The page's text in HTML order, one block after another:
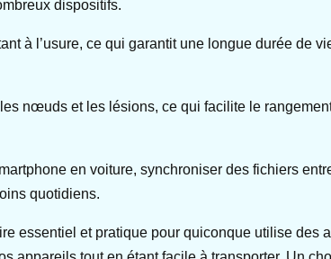
dispositifs.
à l’usure, ce qui garantit une longue durée de
nœuds et les lésions, ce qui facilite le
en voiture, synchroniser des fichiers
quotidiens.
essentiel et pratique pour quiconque utilise